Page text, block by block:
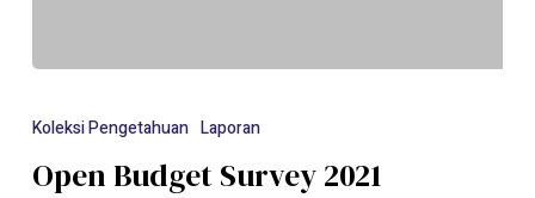
Koleksi Pengetahuan Laporan
Open Budget Survey 2021